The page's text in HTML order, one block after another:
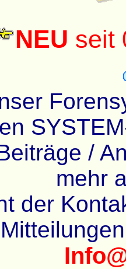
NEU seit
/
mehr
der